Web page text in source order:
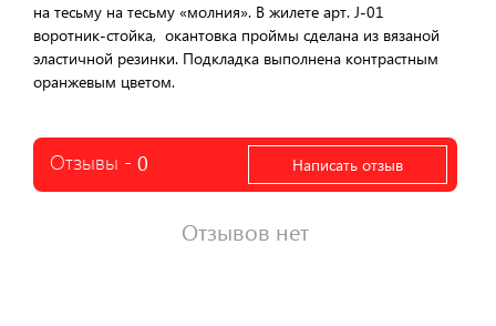
на тесьму на тесьму «молния». В жилете арт. J-01
воротник-стойка, окантовка проймы сделана из вязаной
эластичной резинки. Подкладка выполнена контрастным
оранжевым цветом.
Отзывы - 0 Написать отзыв
Отзывов нет